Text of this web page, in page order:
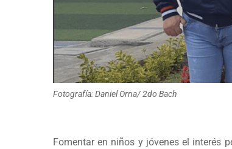
Fotografía: Daniel Orna/ 2do Bach
Fomentar en niños y jóvenes el interés